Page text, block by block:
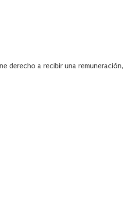
derecho a recibir una